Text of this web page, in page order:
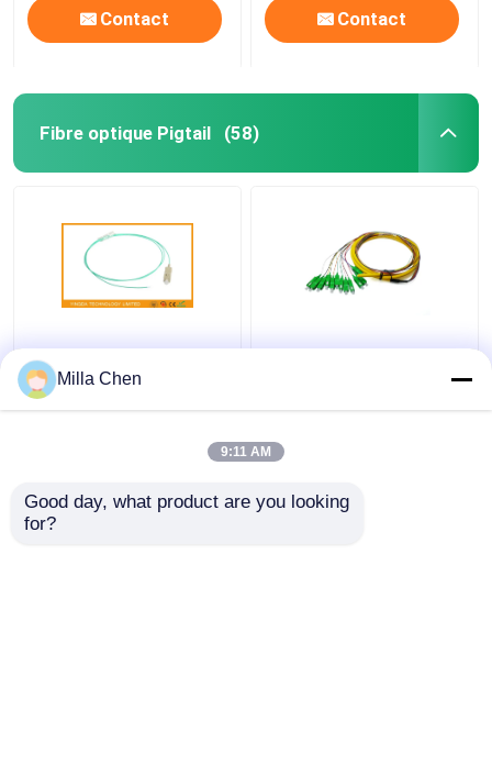
Contact Contact
Fibre optique Pigtail (58)
Connecteur optique
OM3 - 300 10G, Aqua
de tresse de fibre de
millimètre 5M de tresse
12 olive en céramique
3Mts de fibre de Sc
RPA de couleurs
Milla Chen
9:11 AM
Good day, what product are you looking
for?